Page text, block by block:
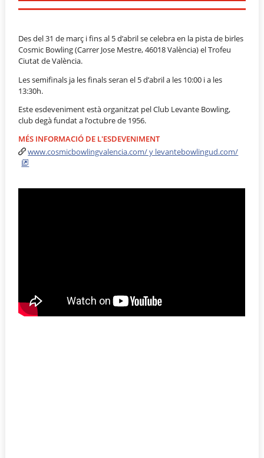
Des del 31 de març i fins al 5 d’abril se celebra en la pista de birles
Cosmic Bowling (Carrer Jose Mestre, 46018 València) el Trofeu
Ciutat de València.
Les semifinals ja les finals seran el 5 d’abril a les 10:00 i a les
13:30h.
Este esdeveniment està organitzat pel Club Levante Bowling,
club degà fundat a l’octubre de 1956.
MÉS INFORMACIÓ DE L'ESDEVENIMENT
www.cosmicbowlingvalencia.com/ y levantebowlingud.com/